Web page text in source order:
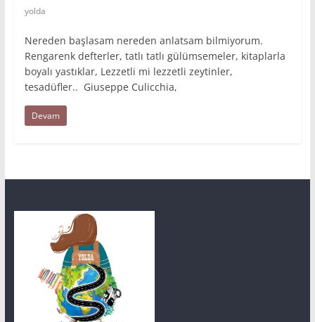
yolda
Nereden başlasam nereden anlatsam bilmiyorum.
Rengarenk defterler, tatlı tatlı gülümsemeler, kitaplarla
boyalı yastıklar, Lezzetli mi lezzetli zeytinler,
tesadüfler.. Giuseppe Culicchia,
Devam